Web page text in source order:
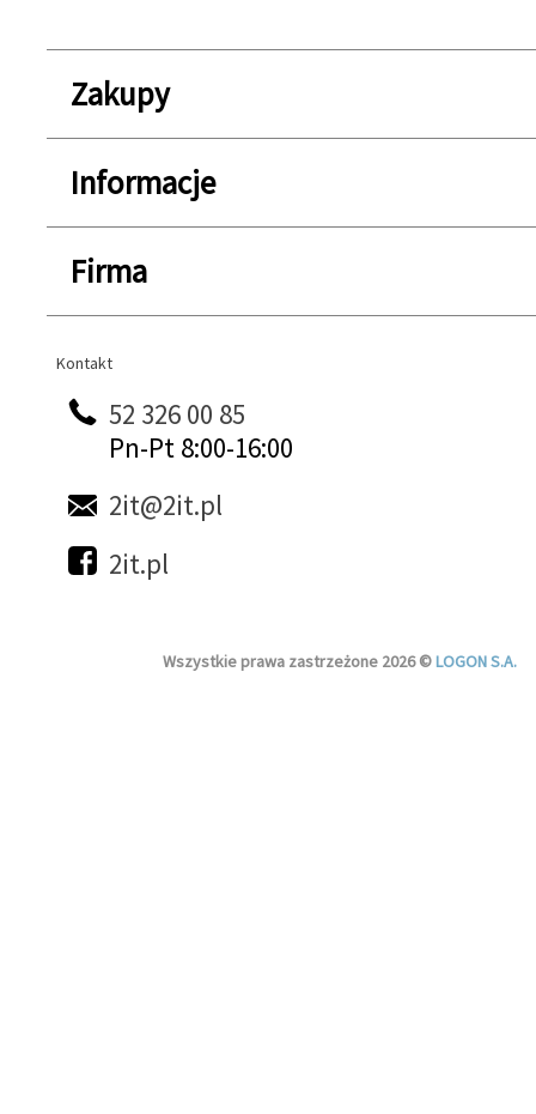
Zakupy
Informacje
Firma
Kontakt
Kontakt
52 326 00 85
Pn-Pt 8:00-16:00
2it@2it.pl
2it.pl
Wszystkie prawa zastrzeżone 2026 ©LOGON S.A.